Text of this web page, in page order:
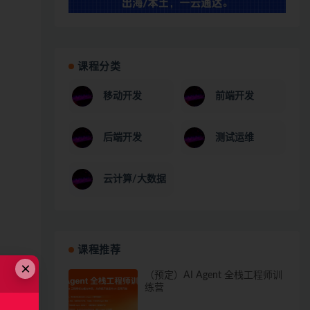
课程分类
移动开发 前端开发
后端开发 测试运维
云计算/大数据
课程推荐
（预定）AI Agent 全栈工程师训
练营
×